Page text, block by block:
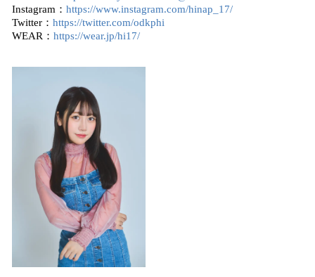
Instagram： https://www.instagram.com/hinap_17/
Twitter： https://twitter.com/odkphi
WEAR： https://wear.jp/hi17/